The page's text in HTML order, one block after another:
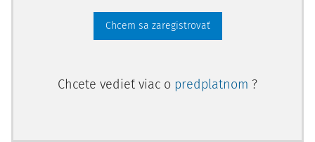
Chcem sa zaregistrovať
Chcete vedieť viac o predplatnom ?